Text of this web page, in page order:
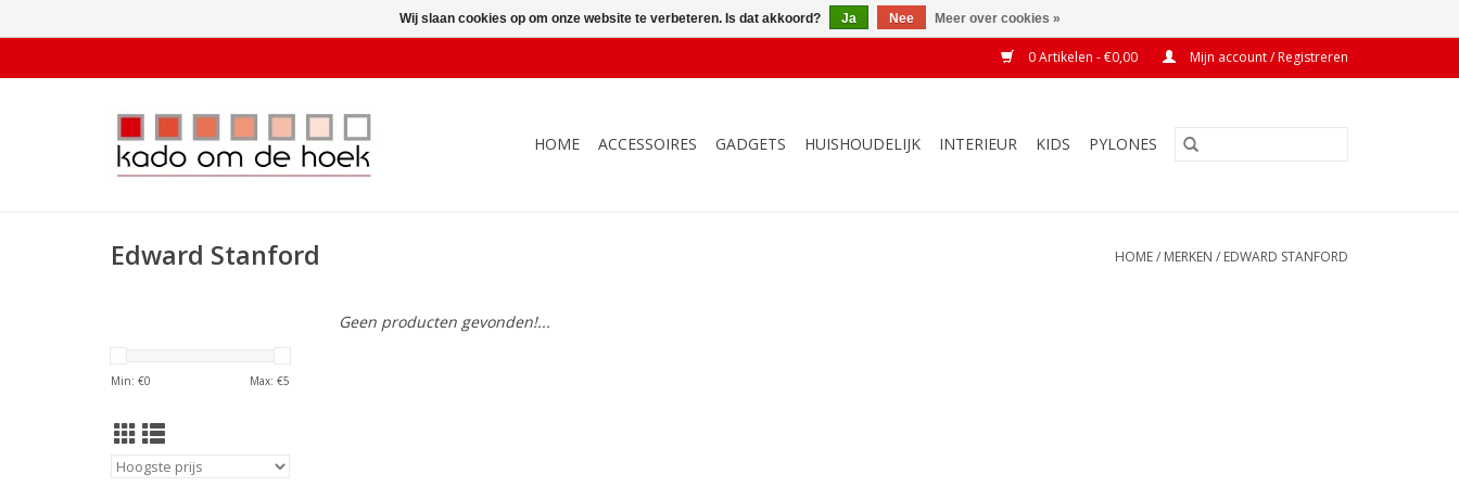
0 Artikelen - €0,00 Mijn account / Registreren
HOME ACCESSOIRES GADGETS HUISHOUDELIJK INTERIEUR KIDS PYLONES
Edward Stanford HOME/ MERKEN / EDWARD STANFORD
Min: €0 Max: €5
Geen producten gevonden!...
Wij slaan cookies op om onze website te verbeteren. Is dat akkoord? Ja Nee Meer over cookies »